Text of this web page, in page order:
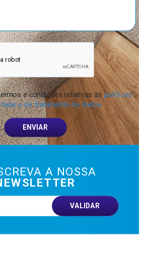
e condições relativas àspolíticas
e de tratamento de dados
ENVIAR
A NOSSA
VALIDAR